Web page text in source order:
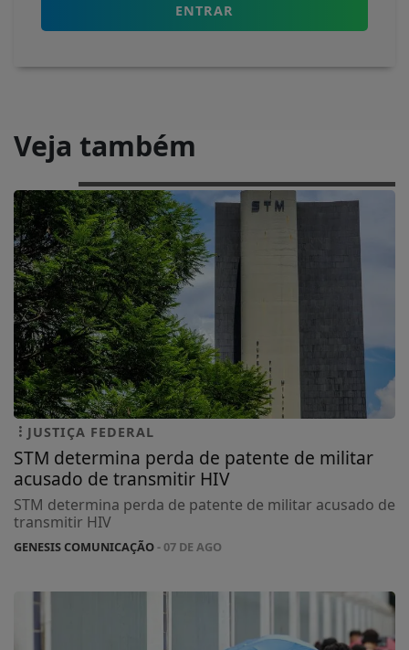
ENTRAR
Veja também
JUSTIÇA FEDERAL
STM determina perda de patente de militar
acusado de transmitir HIV
STM determina perda de patente de militar acusado de
transmitir HIV
GENESIS COMUNICAÇÃO- 07 DE AGO